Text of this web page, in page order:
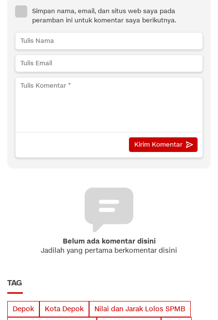
Simpan nama, email, dan situs web saya pada
peramban ini untuk komentar saya berikutnya.
Belum ada komentar disini
Jadilah yang pertama berkomentar disini
TAG
Depok Kota Depok
Nilai dan Jarak Lolos SPMB